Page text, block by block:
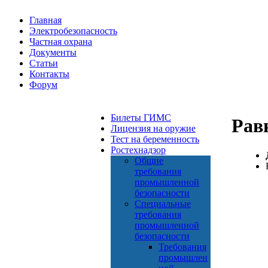
Главная
Электробезопасность
Частная охрана
Документы
Статьи
Контакты
Форум
Билеты ГИМС
Лицензия на оружие
Тест на беременность
Ростехнадзор
Общие
требования
промышленной
безопасности
Специальные
требования
промышленной
безопасности
Требования
промышлен